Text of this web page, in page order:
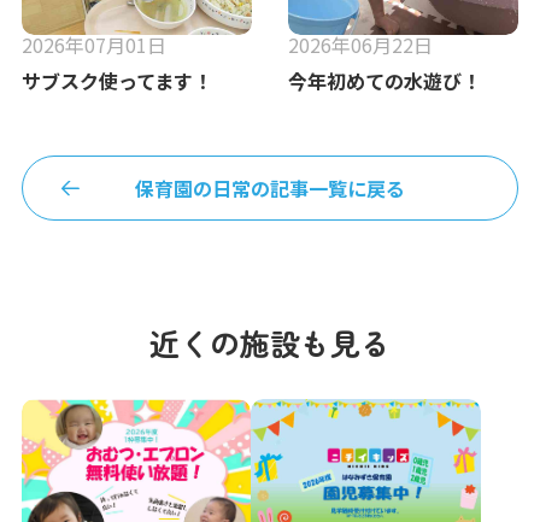
2026年07月01日
サブスク使ってます！
2026年06月22日
今年初めての水遊び！
保育園の日常の記事一覧に戻る
近くの施設も見る